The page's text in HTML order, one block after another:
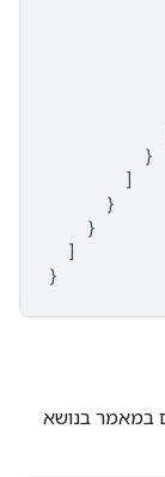
}
]
}
}
]
}
במאמר בנושא